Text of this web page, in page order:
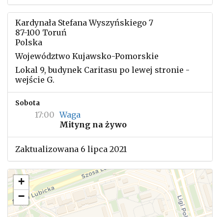
Kardynała Stefana Wyszyńskiego 7
87-100 Toruń
Polska
Województwo Kujawsko-Pomorskie
Lokal 9, budynek Caritasu po lewej stronie -
wejście G.
Sobota
17:00 Waga
Mityng na żywo
Zaktualizowana 6 lipca 2021
+
−